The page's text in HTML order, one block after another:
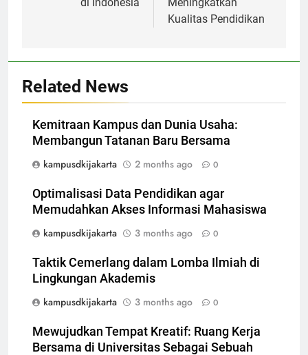
Kualitas Pendidikan
Related News
Kemitraan Kampus dan Dunia Usaha:
Membangun Tatanan Baru Bersama
kampusdkijakarta
2 months ago 0
Optimalisasi Data Pendidikan agar
Memudahkan Akses Informasi Mahasiswa
kampusdkijakarta
3 months ago 0
Taktik Cemerlang dalam Lomba Ilmiah di
Lingkungan Akademis
kampusdkijakarta
3 months ago 0
Mewujudkan Tempat Kreatif: Ruang Kerja
Bersama di Universitas Sebagai Sebuah